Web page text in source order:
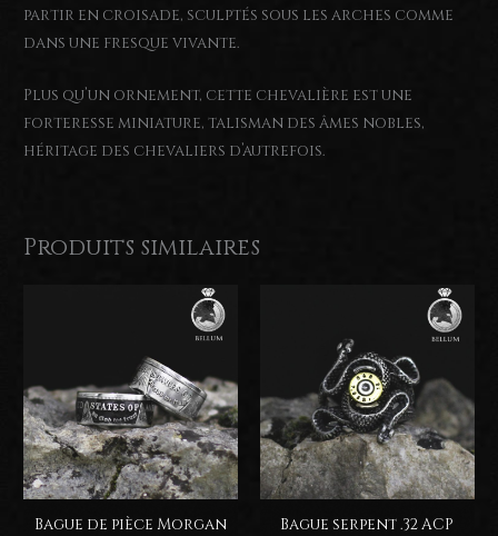
partir en croisade, sculptés sous les arches comme
dans une fresque vivante.
Plus qu’un ornement, cette chevalière est une
forteresse miniature, talisman des âmes nobles,
héritage des chevaliers d’autrefois.
Produits similaires
Bague de pièce Morgan
Bague serpent .32 ACP